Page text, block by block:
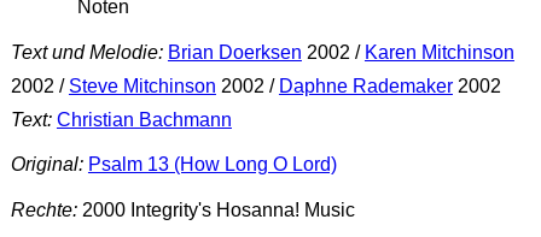
Noten
Text und Melodie: Brian Doerksen 2002 / Karen Mitchinson
2002 / Steve Mitchinson 2002 / Daphne Rademaker2002
Text: Christian Bachmann
Original: Psalm 13 (How Long O Lord)
Rechte:2000 Integrity's Hosanna! Music